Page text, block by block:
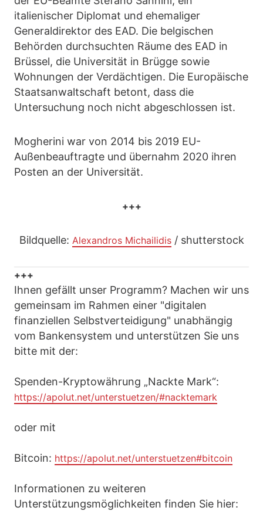
italienischer Diplomat und ehemaliger
Generaldirektor des EAD. Die belgischen
Behörden durchsuchten Räume des EAD in
Brüssel, die Universität in Brügge sowie
Wohnungen der Verdächtigen. Die Europäische
Staatsanwaltschaft betont, dass die
Untersuchung noch nicht abgeschlossen ist.
Mogherini war von 2014 bis 2019 EU-
Außenbeauftragte und übernahm 2020 ihren
Posten an der Universität.
+++
Bildquelle: Alexandros Michailidis/ shutterstock
+++
Ihnen gefällt unser Programm? Machen wir uns
gemeinsam im Rahmen einer "digitalen
finanziellen Selbstverteidigung" unabhängig
vom Bankensystem und unterstützen Sie uns
bitte mit der:
Spenden-Kryptowährung „Nackte Mark“:
https://apolut.net/unterstuetzen/#nacktemark
oder mit
Bitcoin: https://apolut.net/unterstuetzen#bitcoin
Informationen zu weiteren
Unterstützungsmöglichkeiten finden Sie hier: